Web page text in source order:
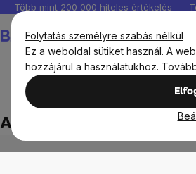
Folytatás személyre szabás nélkül
Ez a weboldal sütiket használ. A
hozzájárul a használatukhoz.
Ugrás
fő
tartalomhoz
Több mint 200 000 hiteles értékelés
Az influencereknek